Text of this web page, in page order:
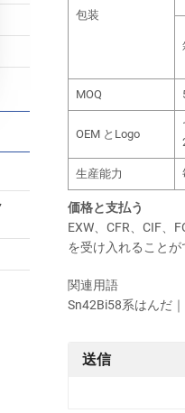
包装
MOQ
OEM とLogo
生産能力
価格と支払う
EXW、CFR、CIF
を受け入れることが
関連用語
Sn42Bi58系はんだ
送信